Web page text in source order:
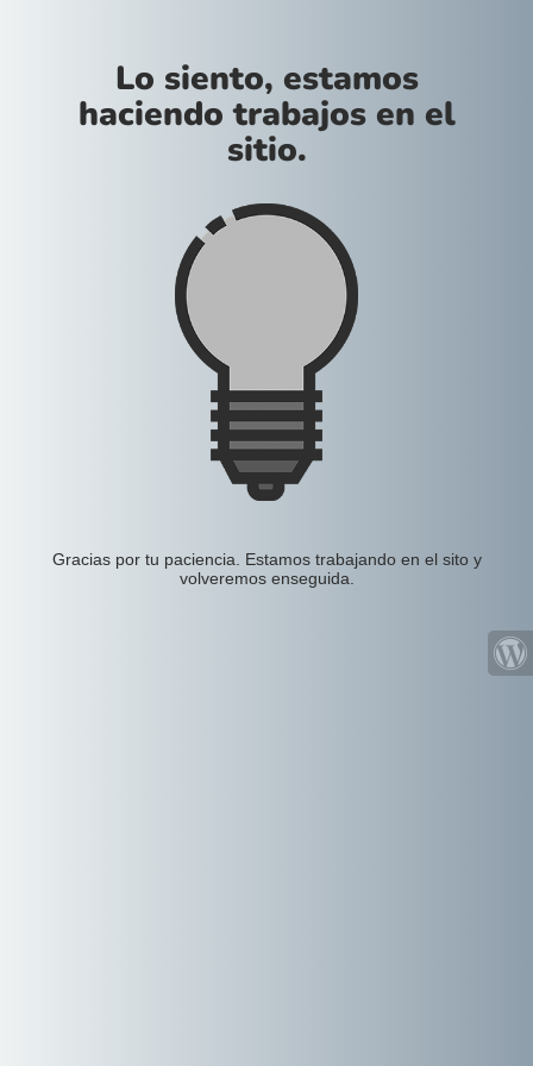
Lo siento, estamos
haciendo trabajos en el
sitio.
Gracias por tu paciencia. Estamos trabajando en el sito y
volveremos enseguida.